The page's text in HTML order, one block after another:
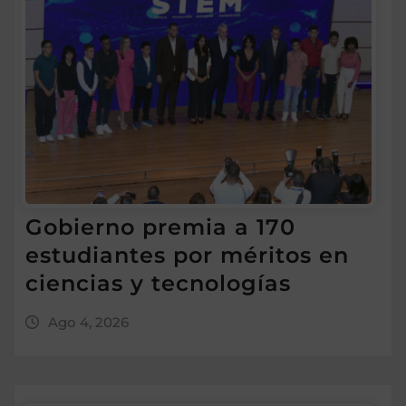
Gobierno premia a 170
estudiantes por méritos en
ciencias y tecnologías
Ago 4, 2026